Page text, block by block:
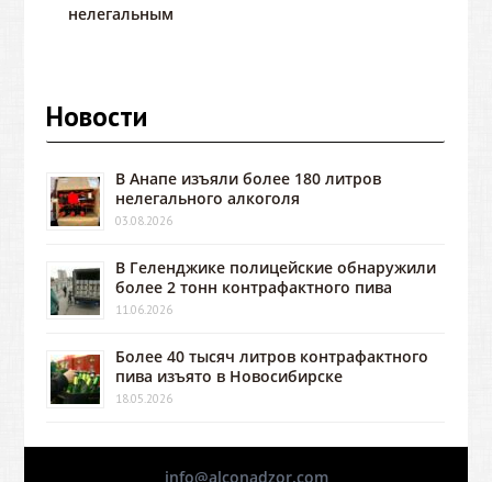
нелегальным
Новости
В Анапе изъяли более 180 литров
нелегального алкоголя
03.08.2026
В Геленджике полицейские обнаружили
более 2 тонн контрафактного пива
11.06.2026
Более 40 тысяч литров контрафактного
пива изъято в Новосибирске
18.05.2026
info@alconadzor.com